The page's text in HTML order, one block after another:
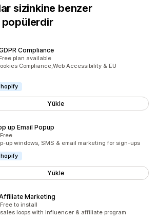
sizinkine benzer
popülerdir
Compliance
Free plan available
Compliance,Web Accessibility & EU
Yükle
up Email Popup
Free
up windows, SMS & email marketing for sign-ups
Yükle
Marketing
Free to install
loops with influencer & affiliate program